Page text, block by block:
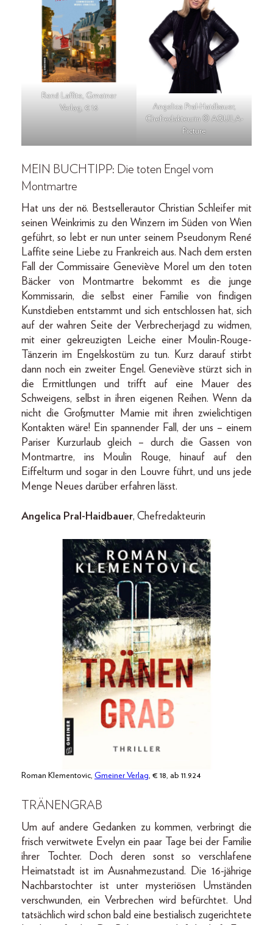
René Laffite, Gmeiner
Verlag, € 16
Angelica Pral-Haidbauer,
Chefredakteurin © AQUILA-
Picture
MEIN BUCHTIPP: Die toten Engel vom
Montmartre
Hat uns der nö. Bestsellerautor Christian Schleifer mit
seinen Weinkrimis zu den Winzern im Süden von Wien
geführt, so lebt er nun unter seinem Pseudonym René
Laffite seine Liebe zu Frankreich aus. Nach dem ersten
Fall der Commissaire Geneviève Morel um den toten
Bäcker von Montmartre bekommt es die junge
Kommissarin, die selbst einer Familie von findigen
Kunstdieben entstammt und sich entschlossen hat, sich
auf der wahren Seite der Verbrecherjagd zu widmen,
mit einer gekreuzigten Leiche einer Moulin-Rouge-
Tänzerin im Engelskostüm zu tun. Kurz darauf stirbt
dann noch ein zweiter Engel. Geneviève stürzt sich in
die Ermittlungen und trifft auf eine Mauer des
Schweigens, selbst in ihren eigenen Reihen. Wenn da
nicht die Großmutter Mamie mit ihren zwielichtigen
Kontakten wäre! Ein spannender Fall, der uns – einem
Pariser Kurzurlaub gleich – durch die Gassen von
Montmartre, ins Moulin Rouge, hinauf auf den
Eiffelturm und sogar in den Louvre führt, und uns jede
Menge Neues darüber erfahren lässt.
Angelica Pral-Haidbauer, Chefredakteurin
Roman Klementovic, Gmeiner Verlag, € 18, ab 11.9.24
TRÄNENGRAB
Um auf andere Gedanken zu kommen, verbringt die
frisch verwitwete Evelyn ein paar Tage bei der Familie
ihrer Tochter. Doch deren sonst so verschlafene
Heimatstadt ist im Ausnahmezustand. Die 16-jährige
Nachbarstochter ist unter mysteriösen Umständen
verschwunden, ein Verbrechen wird befürchtet. Und
tatsächlich wird schon bald eine bestialisch zugerichtete